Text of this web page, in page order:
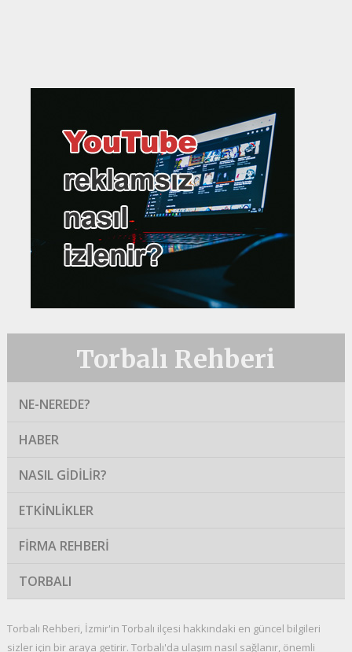
Torbalı Rehberi
NE-NEREDE?
HABER
NASIL GIDILIR?
ETKINLIKLER
FIRMA REHBERI
TORBALI
Torbalı Rehberi, İzmir'in Torbalı ilçesi hakkındaki en güncel bilgileri
sizler için bir araya getirir. Torbalı'da ulaşım nasıl sağlanır, önemli